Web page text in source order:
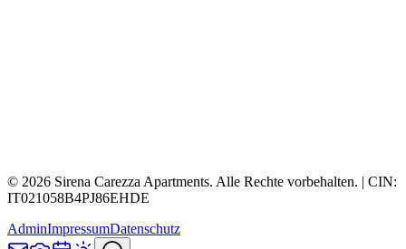
© 2026 Sirena Carezza Apartments. Alle Rechte vorbehalten. | CIN:
IT021058B4PJ86EHDE
AdminImpressumDatenschutz